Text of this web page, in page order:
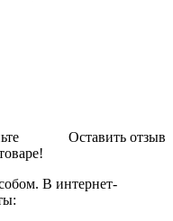
Оставить отзыв
В интернет-